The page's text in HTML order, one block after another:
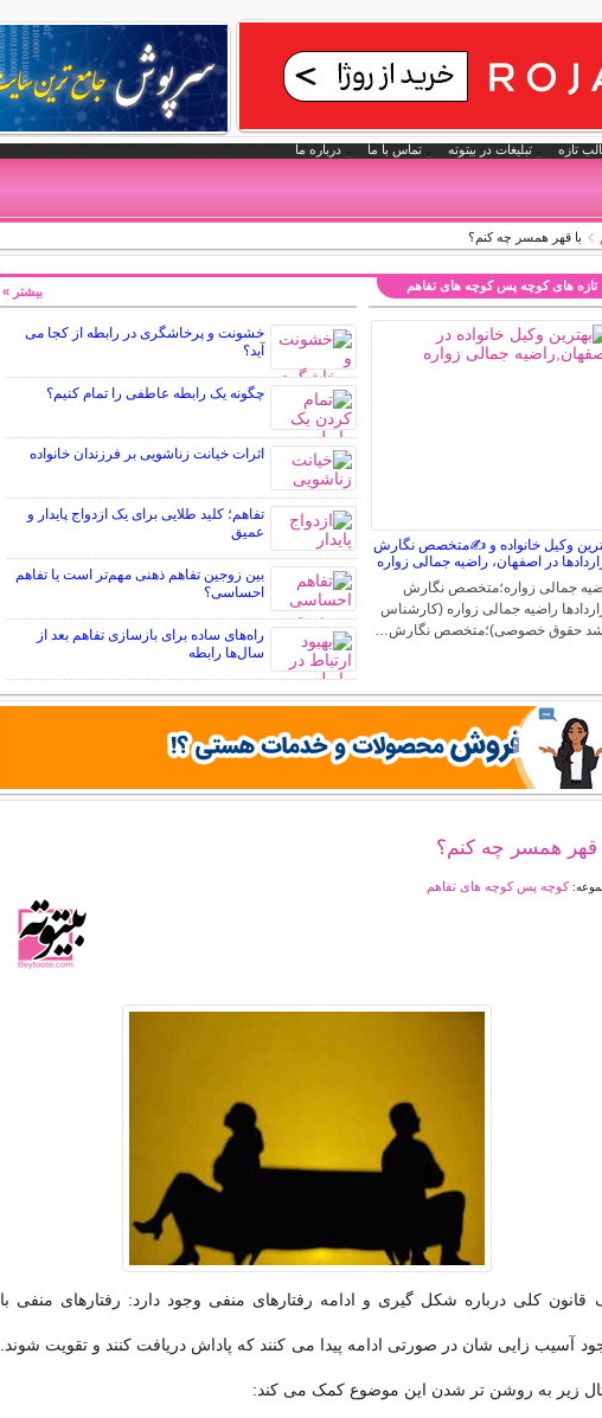
تازه تبلیغات در بیتوته تماس با ما درباره ما
با قهر همسر چه کنم؟
تازه های کوچه پس کوچه های تفاهم
وکیل خانواده و ✍️متخصص نگارش
در اصفهان، راضیه جمالی زواره
جمالی زواره؛متخصص نگارش
راضیه جمالی زواره (کارشناس
حقوق خصوصی)؛متخصص نگارش…
خشونت و پرخاشگری در رابطه از کجا می
آید؟
چگونه یک رابطه عاطفی را تمام کنیم؟
اثرات خیانت زناشویی بر فرزندان خانواده
تفاهم؛ کلید طلایی برای یک ازدواج پایدار و
عمیق
بین زوجین تفاهم ذهنی مهم‌تر است یا تفاهم
احساسی؟
راه‌های ساده برای بازسازی تفاهم بعد از
سال‌ها رابطه
بیشتر »
قهر همسر چه کنم؟
کوچه پس کوچه های تفاهم
قانون کلی درباره شکل گیری و ادامه رفتارهای منفی وجود دارد: رفتارهای منفی با
آسیب زایی شان در صورتی ادامه پیدا می کنند که پاداش دریافت کنند و تقویت شوند.
زیر به روشن تر شدن این موضوع کمک می کند: